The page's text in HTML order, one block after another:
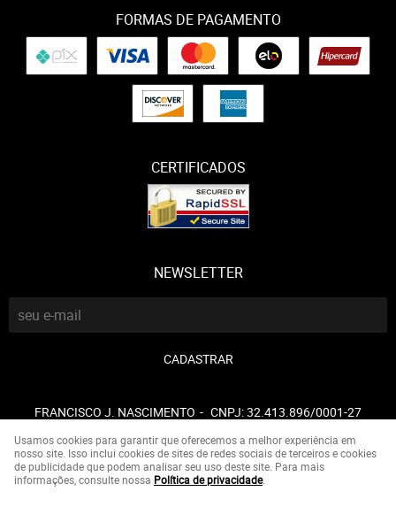
FORMAS DE PAGAMENTO
CERTIFICADOS
NEWSLETTER
CADASTRAR
FRANCISCO J. NASCIMENTO CNPJ: 32.413.896/0001-27
LOJA VIRTUAL CRIADA POR
Usamos cookies para garantir que oferecemos a melhor experiência em
nosso site. Isso inclui cookies de sites de redes sociais de terceiros e cookies
de publicidade que podem analisar seu uso deste site. Para mais
informações, consulte nossa Política de privacidade.